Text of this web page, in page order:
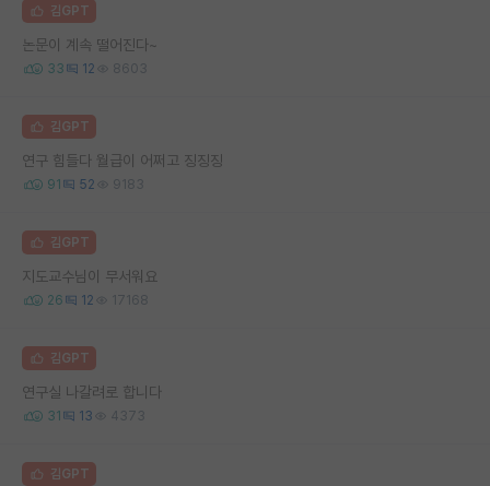
김GPT
논문이 계속 떨어진다~
33 12 8603
김GPT
연구 힘들다 월급이 어쩌고 징징징
91 52 9183
김GPT
지도교수님이 무서워요
26 12 17168
김GPT
연구실 나갈려로 합니다
31 13 4373
김GPT